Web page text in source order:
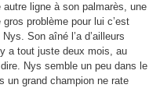
ligne à son palmarès, une
problème pour lui c’est
Son aîné l’a d’ailleurs
a tout juste deux mois, au
Nys semble un peu dans le
un grand champion ne rate